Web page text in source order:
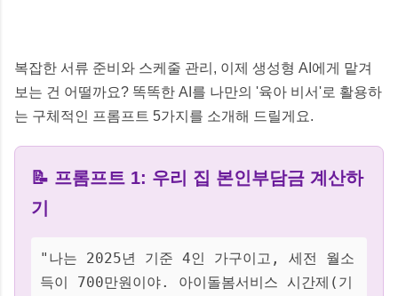
복잡한 서류 준비와 스케줄 관리, 이제 생성형 AI에게 맡겨
보는 건 어떨까요? 똑똑한 AI를 나만의 '육아 비서'로 활용하
는 구체적인 프롬프트 5가지를 소개해 드릴게요.
📝 프롬프트 1: 우리 집 본인부담금 계산하
기
"나는 2025년 기준 4인 가구이고, 세전 월소
득이 700만원이야. 아이돌봄서비스 시간제(기